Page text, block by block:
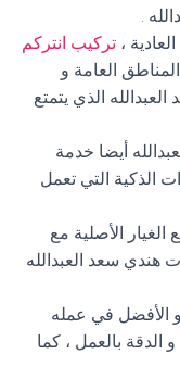
.
، تركيب انتركم
العامة و
الذي يتمتع
أيضا خدمة
الذكية التي تعمل
الغيار الأصلية مع
هندي سعد العبدالله
الأفضل في عمله
الدقة بالعمل ، كما